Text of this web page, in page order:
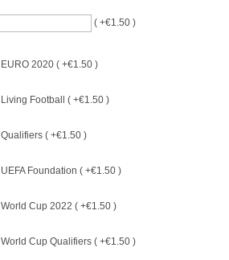
( +€1.50 )
EURO 2020 ( +€1.50 )
Living Football ( +€1.50 )
Qualifiers ( +€1.50 )
UEFA Foundation ( +€1.50 )
World Cup 2022 ( +€1.50 )
World Cup Qualifiers ( +€1.50 )